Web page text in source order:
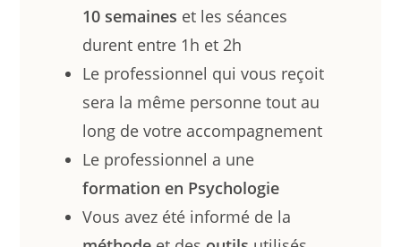
10 semaines et les séances
durent entre 1h et 2h
Le professionnel qui vous reçoit
sera la même personne tout au
long de votre accompagnement
Le professionnel a une
formation en Psychologie
Vous avez été informé de la